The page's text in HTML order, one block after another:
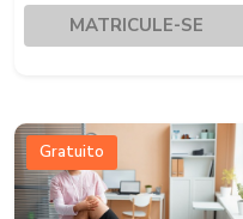
MATRICULE-SE
Gratuito